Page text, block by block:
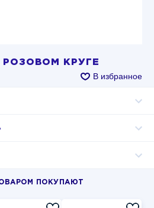
КРУГЕ
В избранное
ПОКУПАЮТ